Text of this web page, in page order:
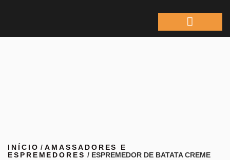
INÍCIO /AMASSADORES E
ESPREMEDORES / ESPREMEDOR DE BATATA CREME